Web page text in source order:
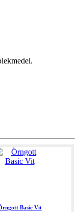
Basic Vit